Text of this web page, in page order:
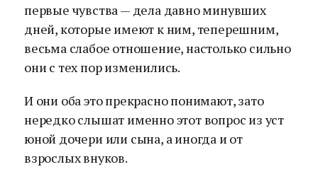
первые чувства — дела давно минувших
дней, которые имеют к ним, теперешним,
весьма слабое отношение, настолько сильно
они с тех пор изменились.
И они оба это прекрасно понимают, зато
нередко слышат именно этот вопрос из уст
юной дочери или сына, а иногда и от
взрослых внуков.